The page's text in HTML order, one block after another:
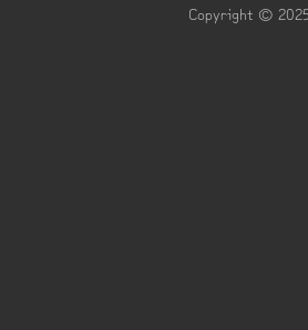
Copyright ©